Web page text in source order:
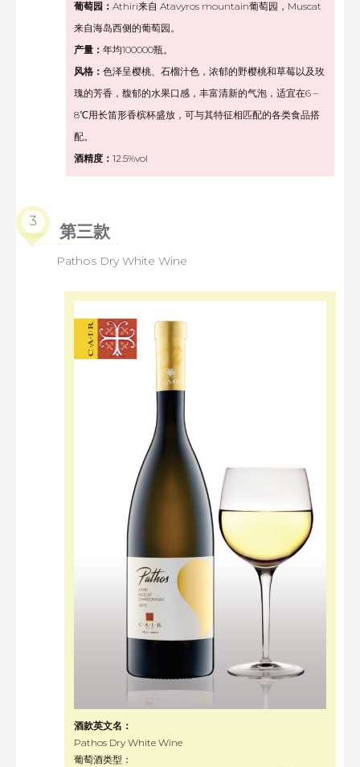
葡萄园： Athiri来自 Atavyros mountain葡萄园，Muscat
来自海岛西侧的葡萄园。
产量： 年均100000瓶。
风格： 色泽呈樱桃、石榴汁色，浓郁的野樱桃和草莓以及玫
瑰的芳香，馥郁的水果口感，丰富清新的气泡，适宜在6 –
8℃用长笛形香槟杯盛放，可与其特征相匹配的各类食品搭
配。
酒精度： 12.5%vol
3 第三款
Pathos Dry White Wine
酒款英文名：
Pathos Dry White Wine
葡萄酒类型：